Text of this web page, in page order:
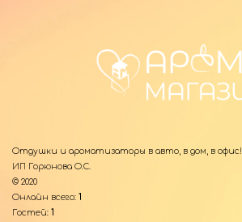
Отдушки и ароматизаторы в авто, в дом, в офис!
ИП Горюнова О.С.
© 2020
Онлайн всего: 1
Гостей: 1